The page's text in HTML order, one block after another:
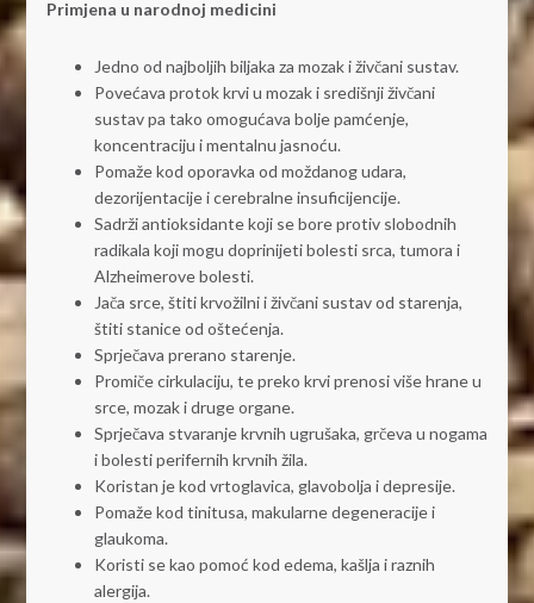
Primjena u narodnoj medicini
Jedno od najboljih biljaka za mozak i živčani sustav.
Povećava protok krvi u mozak i središnji živčani
sustav pa tako omogućava bolje pamćenje,
koncentraciju i mentalnu jasnoću.
Pomaže kod oporavka od moždanog udara,
dezorijentacije i cerebralne insuficijencije.
Sadrži antioksidante koji se bore protiv slobodnih
radikala koji mogu doprinijeti bolesti srca, tumora i
Alzheimerove bolesti.
Jača srce, štiti krvožilni i živčani sustav od starenja,
štiti stanice od oštećenja.
Sprječava prerano starenje.
Promiče cirkulaciju, te preko krvi prenosi više hrane u
srce, mozak i druge organe.
Sprječava stvaranje krvnih ugrušaka, grčeva u nogama
i bolesti perifernih krvnih žila.
Koristan je kod vrtoglavica, glavobolja i depresije.
Pomaže kod tinitusa, makularne degeneracije i
glaukoma.
Koristi se kao pomoć kod edema, kašlja i raznih
alergija.